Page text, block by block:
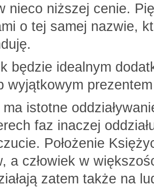
nieco niższej cenie.
o tej samej nazwie,
będzie idealnym
wyjątkowym
ma istotne
faz inaczej
Położenie
a człowiek w
zatem także na